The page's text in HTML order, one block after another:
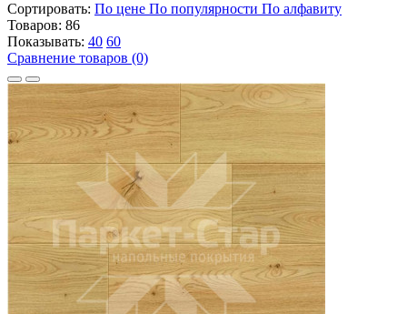
Сортировать: По цене По популярности По алфавиту
Товаров: 86
Показывать: 40 60
Сравнение товаров (0)